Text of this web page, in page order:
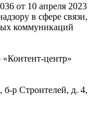
от 10 апреля 2023
в сфере связи,
коммуникаций
центр»
б-р Строителей, д. 4,